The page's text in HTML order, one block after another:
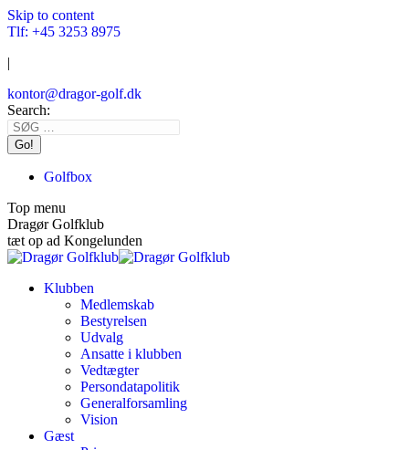
Skip to content
Tlf: +45 3253 8975
|
kontor@dragor-golf.dk
Search:
Golfbox
Top menu
Dragør Golfklub
tæt op ad Kongelunden
Klubben
Medlemskab
Bestyrelsen
Udvalg
Ansatte i klubben
Vedtægter
Persondatapolitik
Generalforsamling
Vision
Gæst